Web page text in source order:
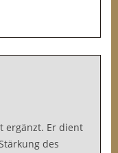
ergänzt. Er dient
des